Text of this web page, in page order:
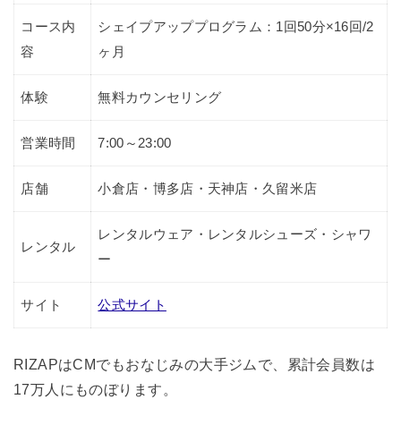
コース内
容
シェイプアッププログラム：1回50分×16回/2
ヶ月
体験 無料カウンセリング
営業時間 7:00～23:00
店舗 小倉店・博多店・天神店・久留米店
レンタル
レンタルウェア・レンタルシューズ・シャワ
ー
サイト 公式サイト
RIZAPはCMでもおなじみの大手ジムで、累計会員数は
17万人にものぼります。